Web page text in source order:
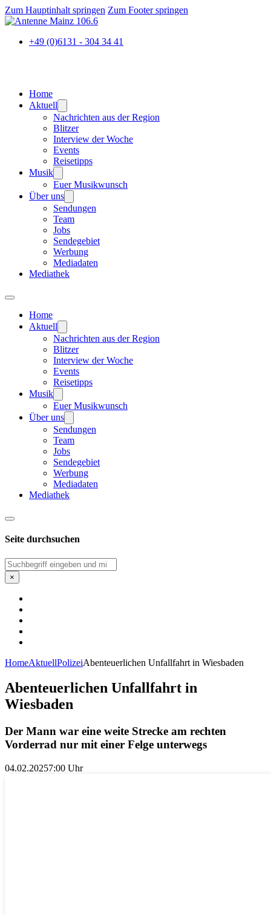
Zum Hauptinhalt springen Zum Footer springen
+49 (0)6131 - 304 34 41
Home
Aktuell
Nachrichten aus der Region
Blitzer
Interview der Woche
Events
Reisetipps
Musik
Euer Musikwunsch
Über uns
Sendungen
Team
Jobs
Sendegebiet
Werbung
Mediadaten
Mediathek
Home
Aktuell
Nachrichten aus der Region
Blitzer
Interview der Woche
Events
Reisetipps
Musik
Euer Musikwunsch
Über uns
Sendungen
Team
Jobs
Sendegebiet
Werbung
Mediadaten
Mediathek
Seite durchsuchen
Suchen
×
HomeAktuellPolizeiAbenteuerlichen Unfallfahrt in Wiesbaden
Abenteuerlichen Unfallfahrt in
Wiesbaden
Der Mann war eine weite Strecke am rechten
Vorderrad nur mit einer Felge unterwegs
04.02.20257:00 Uhr